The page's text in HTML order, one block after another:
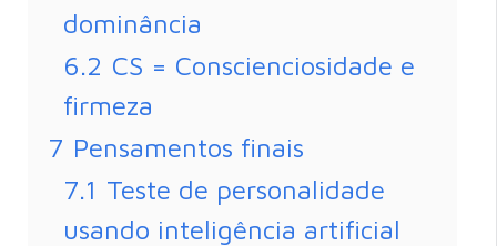
dominância
6.2 CS = Conscienciosidade e
firmeza
7 Pensamentos finais
7.1 Teste de personalidade
usando inteligência artificial